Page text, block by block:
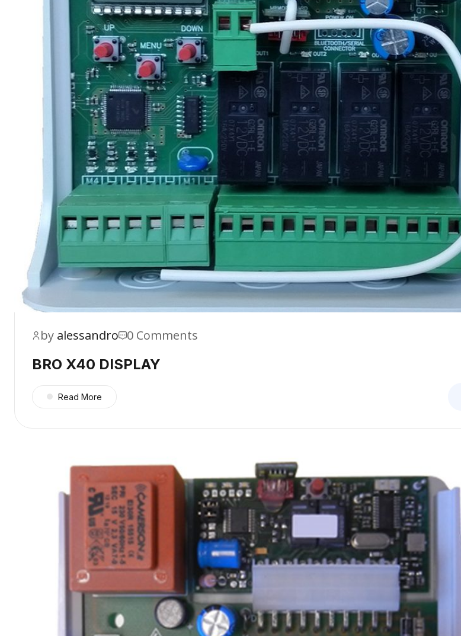
by alessandro 0 Comments
BRO X40 DISPLAY
Read More